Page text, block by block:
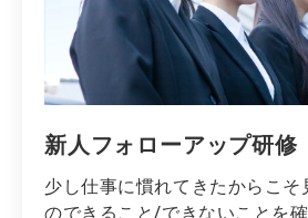
新人フォローアップ研修
少し仕事に慣れてきたからこ
のできること/できないことを